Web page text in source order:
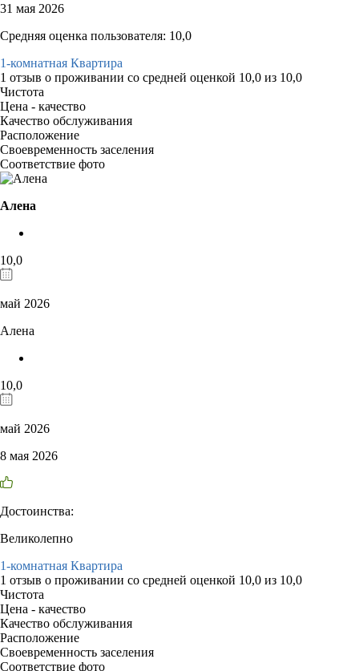
31 мая 2026
Средняя оценка пользователя: 10,0
1-комнатная Квартира
1 отзыв о проживании со средней оценкой 10,0 из 10,0
Чистота
Цена - качество
Качество обслуживания
Расположение
Своевременность заселения
Соответствие фото
Алена
10,0
май 2026
Алена
10,0
май 2026
8 мая 2026
Достоинства:
Великолепно
1-комнатная Квартира
1 отзыв о проживании со средней оценкой 10,0 из 10,0
Чистота
Цена - качество
Качество обслуживания
Расположение
Своевременность заселения
Соответствие фото